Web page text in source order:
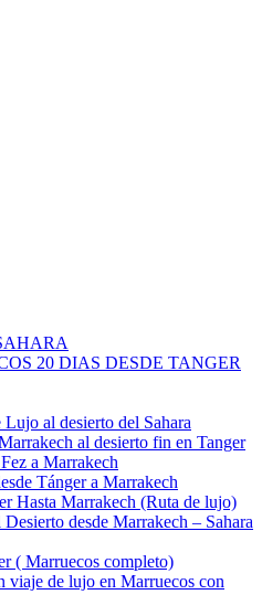
20 DIAS DESDE TANGER
al desierto del Sahara
al desierto fin en Tanger
a Marrakech
Tánger a Marrakech
Hasta Marrakech (Ruta de lujo)
desde Marrakech – Sahara
( Marruecos completo)
viaje de lujo en Marruecos con